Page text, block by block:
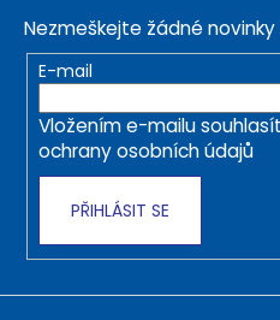
r
y
í
Nezmeškejte žádné
E-mail
Vložením e-mailu
ochrany osobních údajů
PŘIHLÁSIT SE